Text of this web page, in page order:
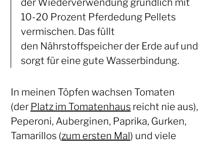
der Wiederverwendung gründlich mit
10-20 Prozent Pferdedung Pellets
vermischen. Das füllt
den Nährstoffspeicher der Erde auf und
sorgt für eine gute Wasserbindung.
In meinen Töpfen wachsen Tomaten
(der Platz im Tomatenhausreicht nie aus),
Peperoni, Auberginen, Paprika, Gurken,
Tamarillos (zum ersten Mal) und viele